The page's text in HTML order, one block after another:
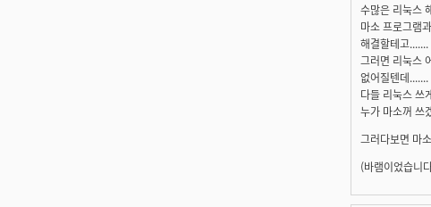
수많은 리눅스
마소 프로그램
해결할테고.......
그러면 리눅스
없어질텐데.......
다들 리눅스 쓰
누가 마소꺼 쓰
그러다보면 마
(바램이었습니